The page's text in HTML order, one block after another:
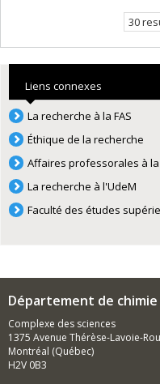
30
Liens connexes
La recherche à la FAS
Éthique de la recherche
Affaires professorales à la
La recherche à l'UdeM
Faculté des études
Département de chimie
Complexe des sciences
1375 Avenue Thérèse-Lavoie-
Montréal (Québec)
H2V 0B3